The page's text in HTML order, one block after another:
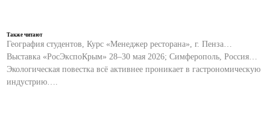
Также читают
География студентов, Курс «Менеджер ресторана», г. Пенза…
Выставка «РосЭкспоКрым» 28–30 мая 2026; Симферополь, Россия…
Экологическая повестка всё активнее проникает в гастрономическую
индустрию….